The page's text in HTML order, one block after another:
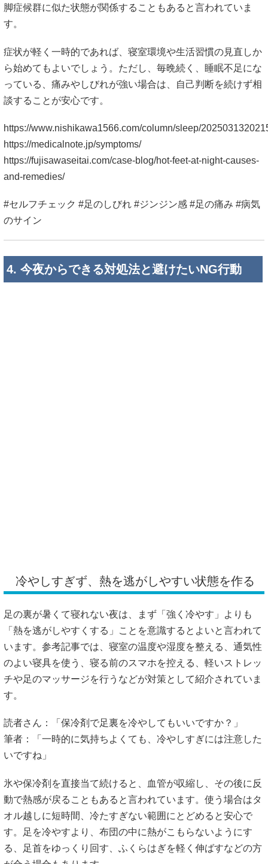
https://www.nishikawa1566.com/column/sleep/
https://medicalnote.jp/symptoms/
https://fujisawaseitai.com/case-blog/hot-feet-at-night-causes-
and-remedies/
#セルフチェック #足のしびれ #ジンジン感 #足の痛み #病気
のサイン
4. 今夜からできる対処法と避けたいNG行動
す。
読者さん：「保冷剤で足裏を冷やしてもいいですか？」
筆者：「一時的に気持ちよくても、冷やしすぎには注意した
いですね」
氷や保冷剤を直接当て続けると、血管が収縮し、その後に反
動で熱感が戻ることもあると言われています。使う場合はタ
オル越しに短時間、冷たすぎない範囲にとどめると安心で
す。足を冷やすより、布団の中に熱がこもらないようにす
る、足首をゆっくり回す、ふくらはぎを軽く伸ばすなどの方
が合う場合もあります。
寝る直前の熱い入浴も注意が必要です。入浴自体は血流を整
える方法のひとつと言われていますが、寝る直前に体温が上
がりすぎると、かえって寝つきにくくなることがあります。
入浴するなら、ぬるめのお湯でリラックスし、少し時間を空
けて布団に入る流れがおすすめです。